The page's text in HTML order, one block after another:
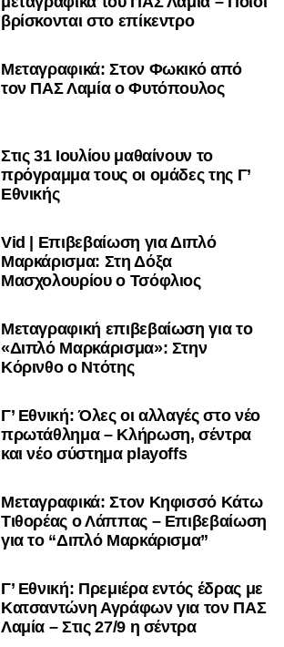
βρίσκονται στο επίκεντρο
Μεταγραφικά: Στον Φωκικό από
τον ΠΑΣ Λαμία ο Φυτόπουλος
Στις 31 Ιουλίου μαθαίνουν το
πρόγραμμα τους οι ομάδες της Γ’
Εθνικής
Vid | Επιβεβαίωση για Διπλό
Μαρκάρισμα: Στη Δόξα
Μασχολουρίου ο Τσόφλιος
Μεταγραφική επιβεβαίωση για το
«Διπλό Μαρκάρισμα»: Στην
Κόρινθο ο Ντότης
Γ’ Εθνική: Όλες οι αλλαγές στο νέο
πρωτάθλημα – Κλήρωση, σέντρα
και νέο σύστημα playoffs
Μεταγραφικά: Στον Κηφισσό Κάτω
Τιθορέας ο Λάππας – Επιβεβαίωση
για το “Διπλό Μαρκάρισμα”
Γ’ Εθνική: Πρεμιέρα εντός έδρας με
Κατσαντώνη Αγράφων για τον ΠΑΣ
Λαμία – Στις 27/9 η σέντρα